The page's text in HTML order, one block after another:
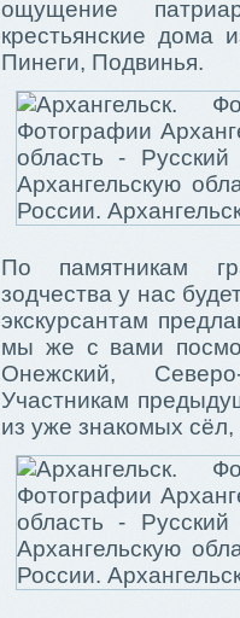
ощущение
крестьянские дома
Пинеги, Подвинья.
По памятникам
зодчества у нас
экскурсантам
мы же с вами
Онежский,
Участникам
из уже знакомых